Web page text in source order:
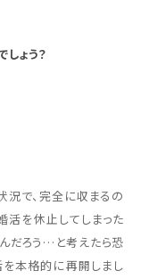
ょう？
況で、完全に収まるの
活を休止してしまった
だろう…と考えたら恐
を本格的に再開しまし